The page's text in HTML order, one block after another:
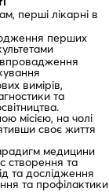
перші лікарні в
перших
впровадження
вимірів,
та
місією, на чолі
своє життя
медицини
створення та
та дослідження
та профілактики